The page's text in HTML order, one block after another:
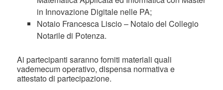
in Innovazione Digitale nelle PA;
Notaio Francesca Liscio – Notaio del Collegio
Notarile di Potenza.
Ai partecipanti saranno forniti materiali quali
vademecum operativo, dispensa normativa e
attestato di partecipazione.